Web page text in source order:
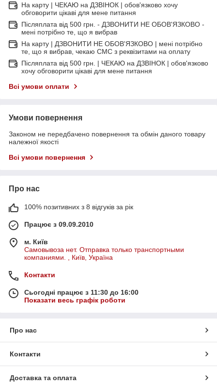
На карту | ЧЕКАЮ на ДЗВІНОК | обов'язково хочу
обговорити цікаві для мене питання
Післяплата від 500 грн. - ДЗВОНИТИ НЕ ОБОВ'ЯЗКОВО -
мені потрібно те, що я вибрав
На карту | ДЗВОНИТИ НЕ ОБОВ'ЯЗКОВО | мені потрібно
те, що я вибрав, чекаю СМС з реквізитами на оплату
Післяплата від 500 грн. | ЧЕКАЮ на ДЗВІНОК | обов'язково
хочу обговорити цікаві для мене питання
Всі умови оплати
Умови повернення
Законом не передбачено повернення та обмін даного товару
належної якості
Всі умови повернення
Про нас
100% позитивних з 8 відгуків за рік
Працює з 09.09.2010
м. Київ
Самовывоза нет. Отправка только транспортными
компаниями. , Київ, Україна
Контакти
Сьогодні працює з 11:30 до 16:00
Показати весь графік роботи
Про нас
Контакти
Доставка та оплата